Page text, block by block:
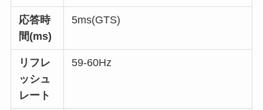
応答時
間(ms)
5ms(GTS)
リフレ
ッシュ
レート
59-60Hz